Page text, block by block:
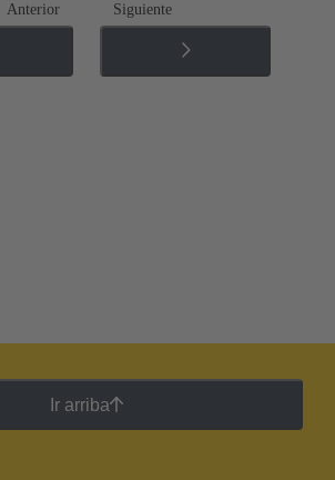
Anterior Siguiente
Ir arriba